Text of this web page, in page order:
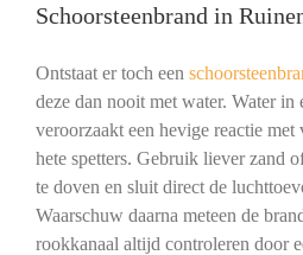
Schoorsteenbrand in
Ontstaat er toch een
deze dan nooit met water. Water in
veroorzaakt een hevige reactie met
hete spetters. Gebruik liever zand
te doven en sluit direct de
Waarschuw daarna meteen de
rookkanaal altijd controleren door